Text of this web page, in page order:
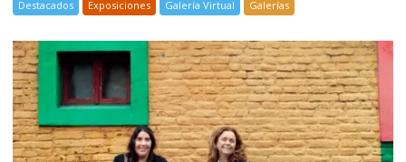
Destacados
Exposiciones Galería Virtual Galerías